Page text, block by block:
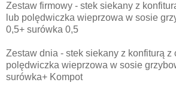
Zestaw firmowy - stek siekany z
lub polędwiczka wieprzowa w sosie
0,5+ surówka 0,5
Zestaw dnia - stek siekany z konfiturą
polędwiczka wieprzowa w sosie
surówka+ Kompot